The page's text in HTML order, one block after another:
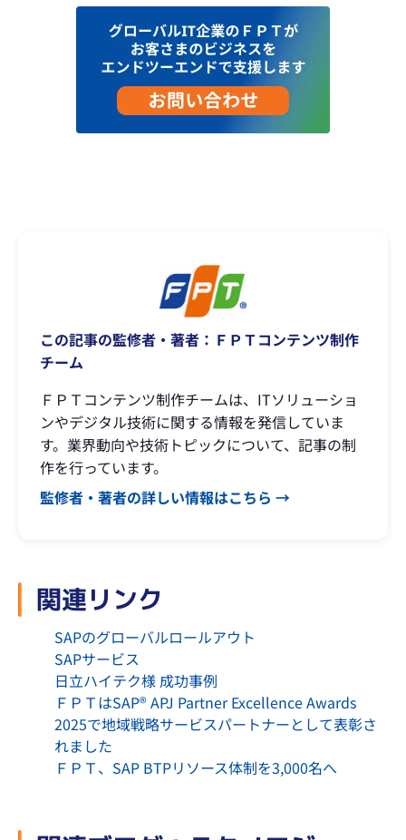
この記事の監修者・著者：ＦＰＴコンテンツ制作
チーム
ＦＰＴコンテンツ制作チームは、ITソリューショ
ンやデジタル技術に関する情報を発信していま
す。業界動向や技術トピックについて、記事の制
作を行っています。
監修者・著者の詳しい情報はこちら →
関連リンク
SAPのグローバルロールアウト
SAPサービス
日立ハイテク様 成功事例
ＦＰＴはSAP® APJ Partner Excellence Awards
2025で地域戦略サービスパートナーとして表彰さ
れました
ＦＰＴ、SAP BTPリソース体制を3,000名へ